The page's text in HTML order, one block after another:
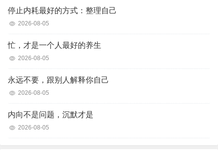
停止内耗最好的方式：整理自己
2026-08-05
忙，才是一个人最好的养生
2026-08-05
永远不要，跟别人解释你自己
2026-08-05
内向不是问题，沉默才是
2026-08-05